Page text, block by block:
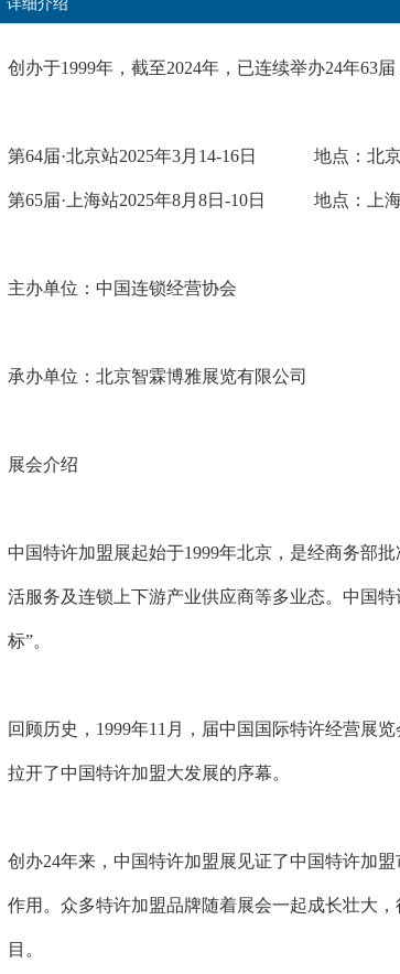
创办于1999年，截至2024年，已连续举办24年63
第64届·北京站2025年3月14-16日 地点：北京
第65届·上海站2025年8月8日-10日 地点：上
主办单位：中国连锁经营协会
承办单位：北京智霖博雅展览有限公司
展会介绍
中国特许加盟展起始于1999年北京，是经商务部
活服务及连锁上下游产业供应商等多业态。中国
标”。
回顾历史，1999年11月，届中国国际特许经营展
拉开了中国特许加盟大发展的序幕。
创办24年来，中国特许加盟展见证了中国特许加
作用。众多特许加盟品牌随着展会一起成长壮大
目。